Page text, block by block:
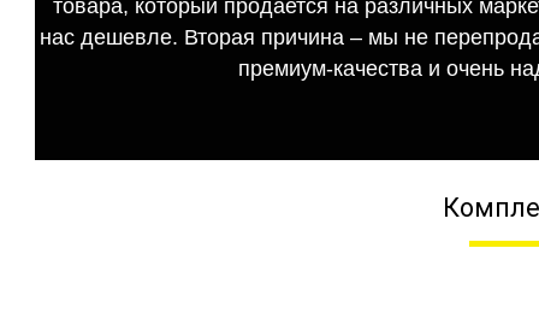
товара, который продается на различных
нас дешевле. Вторая причина – мы не
премиум-качества и очень